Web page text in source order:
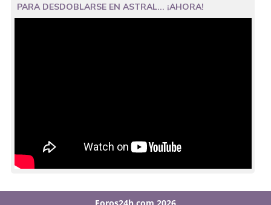
PARA DESDOBLARSE EN ASTRAL... ¡AHORA!